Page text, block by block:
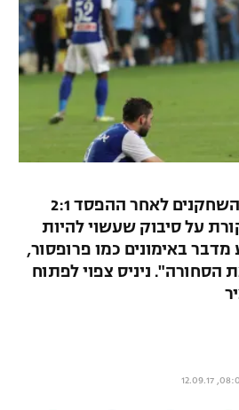
כעס במכבי פ"ת על השחקנים לאחר ההפסד 2:1
על סיבוק שעשוי להיות
באימונים כמו פרופסור,
ניניס צפוי לפתוח